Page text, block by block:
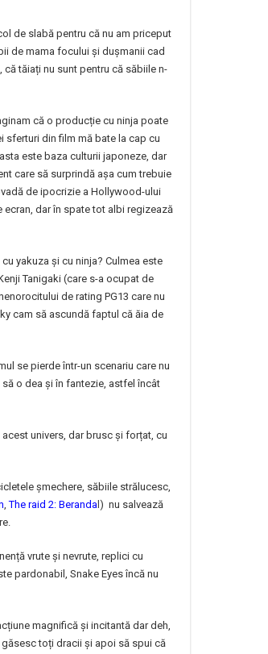
de slabă pentru că nu am priceput
de mama focului și dușmanii cad
tăiați nu sunt pentru că săbiile n-
că o producție cu ninja poate
sferturi din film mă bate la cap cu
este baza culturii japoneze, dar
care să surprindă așa cum trebuie
de ipocrizie a Hollywood-ului
dar în spate tot albi regizează
yakuza și cu ninja? Culmea este
Tanigaki (care s-a ocupat de
de rating PG13 care nu
cam să ascundă faptul că ăia de
se pierde într-un scenariu care nu
o dea și în fantezie, astfel încât
univers, dar brusc și forțat, cu
șmechere, săbiile strălucesc,
,The raid 2: Berandal ) nu salvează
vrute și nevrute, replici cu
pardonabil, Snake Eyes încă nu
magnifică și incitantă dar deh,
toți dracii și apoi să spui că